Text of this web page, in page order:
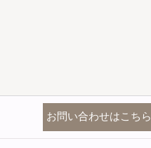
お問い合わせはこちら